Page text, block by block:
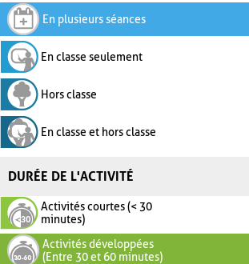
En plusieurs séances
En classe seulement
Hors classe
En classe et hors classe
DURÉE DE L'ACTIVITÉ
Activités courtes (< 30
minutes)
Activités développées
(Entre 30 et 60 minutes)